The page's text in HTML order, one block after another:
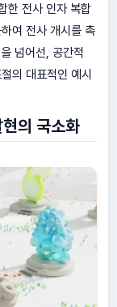
한 전사 인자 복합
여 전사 개시를 촉
넘어선, 공간적
의 대표적인 예시
의 국소화